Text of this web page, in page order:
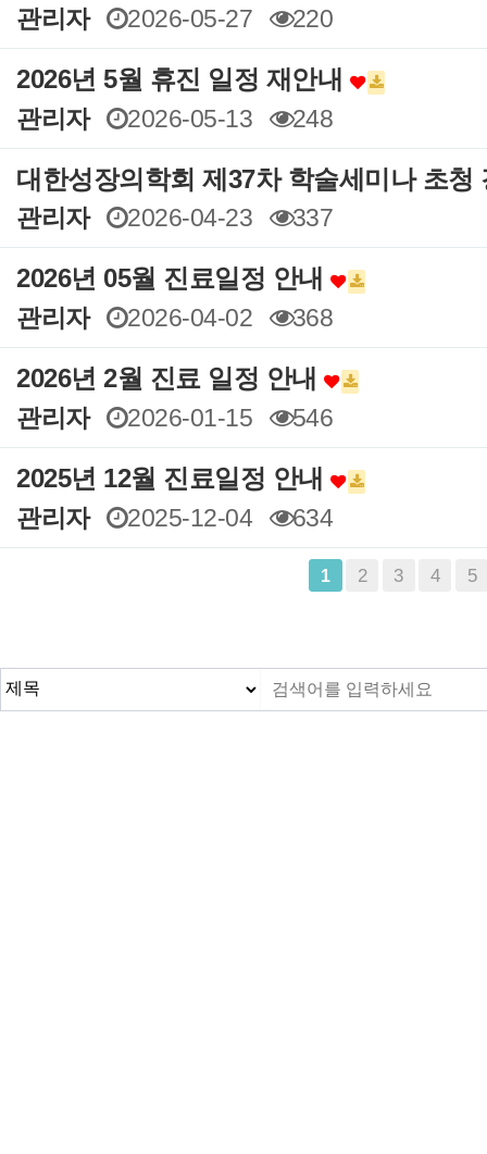
관리자 2026-05-27 220
2026년 5월 휴진 일정 재안내
관리자
2026-05-13 248
대한성장의학회 제37차 학술세미나 초청
관리자
2026-04-23 337
2026년 05월 진료일정 안내
관리자
2026-04-02 368
2026년 2월 진료 일정 안내
관리자
2026-01-15 546
2025년 12월 진료일정 안내
관리자
2025-12-04 634
1 2 3 4 5